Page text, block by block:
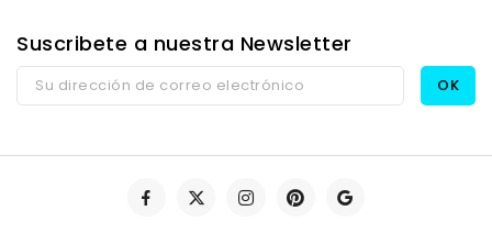
Suscribete a nuestra Newsletter